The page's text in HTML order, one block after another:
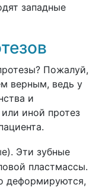
западные
Пожалуй,
верным, ведь у
и
иной протез
Эти зубные
пластмассы.
деформируются,